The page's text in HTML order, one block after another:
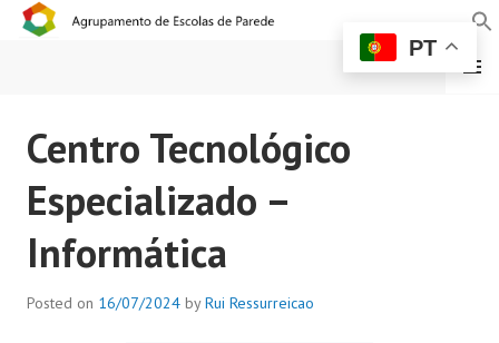
AGRUPAMENTO DE
ESCOLAS DE PAREDE
MENU
Centro Tecnológico
Especializado –
Informática
Posted on 16/07/2024 byRui Ressurreicao
PT